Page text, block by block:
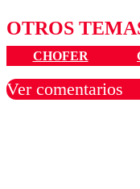
OTROS
CHOFER
Ver comentarios